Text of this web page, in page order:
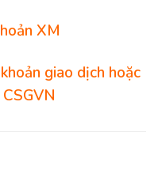
XM
giao dịch hoặc